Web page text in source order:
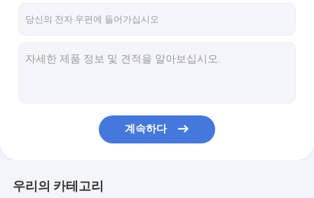
계속하다
우리의 카테고리